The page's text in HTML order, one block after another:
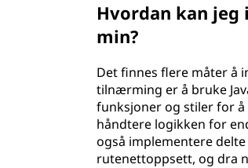
Hvordan kan
min?
Det finnes flere måter å
tilnærming er å bruke
funksjoner og stiler for å
håndtere logikken for
også implementere delte
rutenettoppsett, og dra